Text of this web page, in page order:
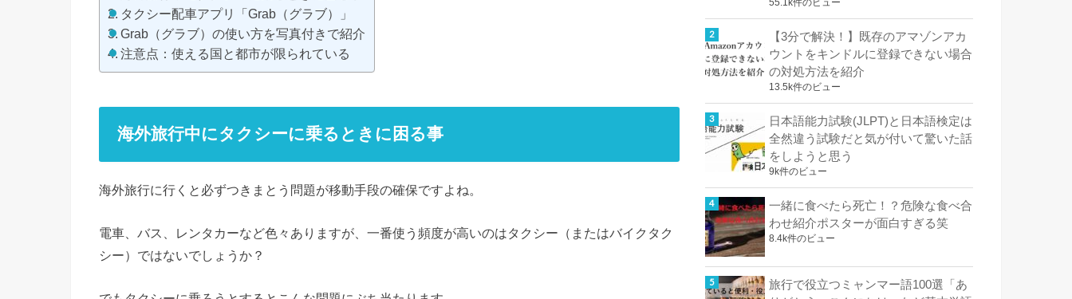
タクシー配車アプリ「Grab（グラブ）」
Grab（グラブ）の使い方を写真付きで紹介
注意点：使える国と都市が限られている
海外旅行中にタクシーに乗るときに困る事
海外旅行に行くと必ずつきまとう問題が移動手段の確保ですよね。
電車、バス、レンタカーなど色々ありますが、一番使う頻度が高いのはタクシー（またはバイクタク
シー）ではないでしょうか？
【3分で解決！】既存のアマゾンアカ
ウントをキンドルに登録できない場合
の対処方法を紹介
13.5k件のビュー
日本語能力試験(JLPT)と日本語検定は
全然違う試験だと気が付いて驚いた話
をしようと思う
9k件のビュー
一緒に食べたら死亡！？危険な食べ合
わせ紹介ポスターが面白すぎる笑
8.4k件のビュー
旅行で役立つミャンマー語100選「あ